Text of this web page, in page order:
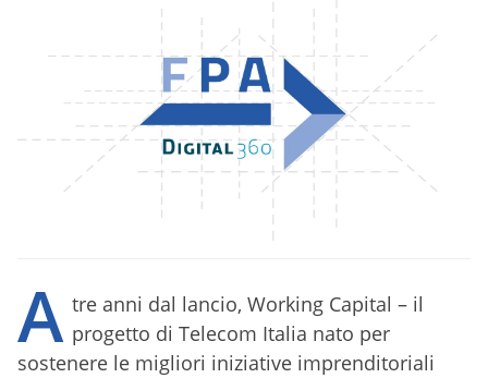
A tre anni dal lancio, Working Capital – il
progetto di Telecom Italia nato per
sostenere le migliori iniziative imprenditoriali